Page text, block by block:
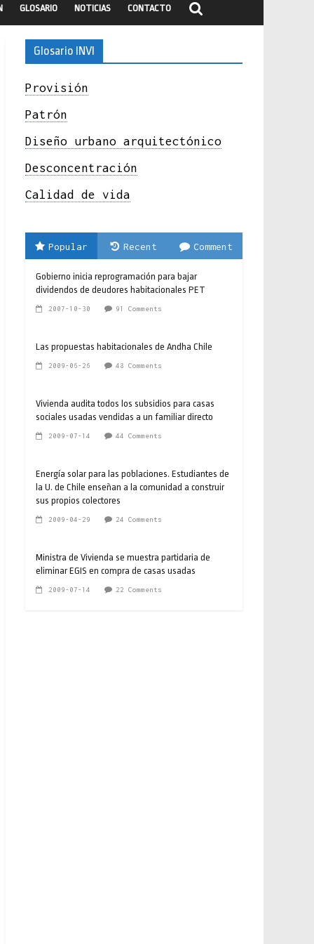
GLOSARIO NOTICIAS CONTACTO
Glosario INVI
Provisión
Patrón
Diseño urbano arquitectónico
Desconcentración
Calidad de vida
Popular Recent Comment
Gobierno inicia reprogramación para bajar
dividendos de deudores habitacionales PET
2007-10-30 91 Comments
Las propuestas habitacionales de Andha Chile
2009-06-26 48 Comments
Vivienda audita todos los subsidios para casas
sociales usadas vendidas a un familiar directo
2009-07-14 44 Comments
Energía solar para las poblaciones. Estudiantes de
la U. de Chile enseñan a la comunidad a construir
sus propios colectores
2009-04-29 24 Comments
Ministra de Vivienda se muestra partidaria de
eliminar EGIS en compra de casas usadas
2009-07-14 22 Comments